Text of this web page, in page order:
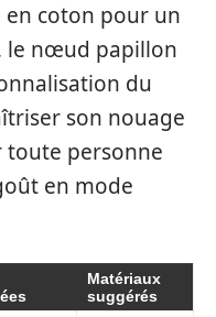
coton pour un
le nœud papillon
du
son nouage
toute personne
en mode
Matériaux
suggérés